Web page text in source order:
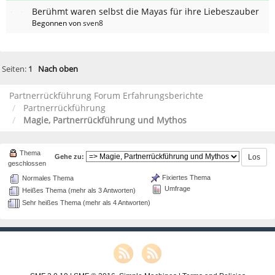
Berühmt waren selbst die Mayas für ihre Liebeszauber
Begonnen vonsven8
Seiten: 1 Nach oben
Partnerrückführung Forum Erfahrungsberichte
Partnerrückführung
Magie, Partnerrückführung und Mythos
Gehe zu:
Normales Thema
Heißes Thema (mehr als 3 Antworten)
Sehr heißes Thema (mehr als 4 Antworten)
Thema
geschlossen
Fixiertes Thema
Umfrage